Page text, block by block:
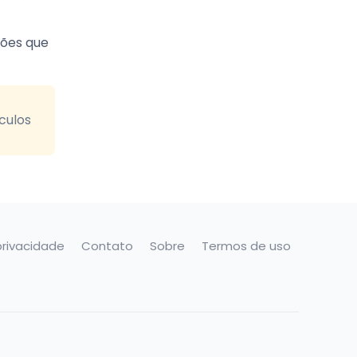
que
Contato Sobre Termos de uso